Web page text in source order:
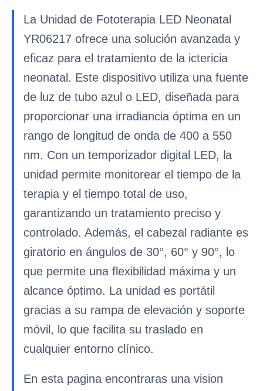
La Unidad de Fototerapia LED Neonatal
YR06217 ofrece una solución avanzada y
eficaz para el tratamiento de la ictericia
neonatal. Este dispositivo utiliza una fuente
de luz de tubo azul o LED, diseñada para
proporcionar una irradiancia óptima en un
rango de longitud de onda de 400 a 550
nm. Con un temporizador digital LED, la
unidad permite monitorear el tiempo de la
terapia y el tiempo total de uso,
garantizando un tratamiento preciso y
controlado. Además, el cabezal radiante es
giratorio en ángulos de 30°, 60° y 90°, lo
que permite una flexibilidad máxima y un
alcance óptimo. La unidad es portátil
gracias a su rampa de elevación y soporte
móvil, lo que facilita su traslado en
cualquier entorno clínico.
En esta pagina encontraras una vision